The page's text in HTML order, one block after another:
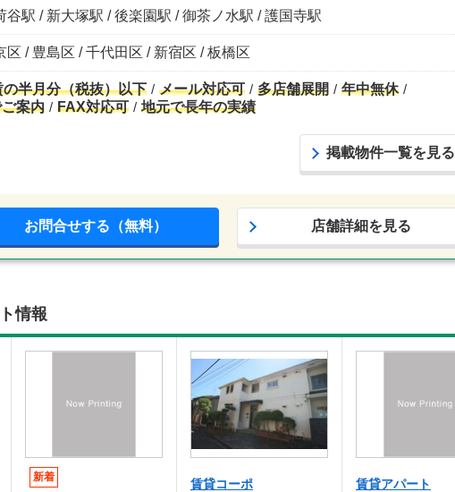
谷駅 / 新大塚駅 / 後楽園駅 / 御茶ノ水駅 / 護国寺駅
区 / 豊島区 / 千代田区 / 新宿区 / 板橋区
半月分（税抜）以下 メール対応可 多店舗展開
年中無休
案内 FAX対応可 地元で長年の実績
掲載物件一覧を見る
お問合せする（無料） 店舗詳細を見る
情報
新着
賃貸コーポ
賃貸アパート